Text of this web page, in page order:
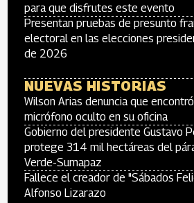
para que disfrutes este evento
Presentan pruebas de presunto
electoral en las elecciones
de 2026
NUEVAS HISTORIAS
Wilson Arias denuncia que
micrófono oculto en su oficina
Gobierno del presidente Gustavo
protege 314 mil hectáreas del
Verde-Sumapaz
Fallece el creador de "Sábados
Alfonso Lizarazo